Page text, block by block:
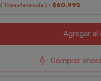
( Transferencia )· $60.995
Agregaral
Comprar ahora